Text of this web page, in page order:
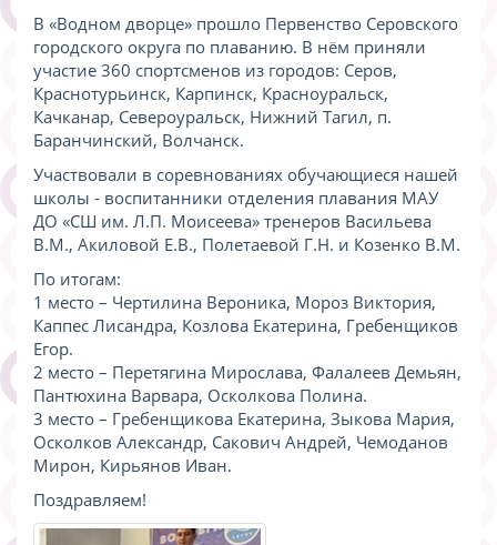
В «Водном дворце» прошло Первенство Серовского
городского округа по плаванию. В нём приняли
участие 360 спортсменов из городов: Серов,
Краснотурьинск, Карпинск, Красноуральск,
Качканар, Североуральск, Нижний Тагил, п.
Баранчинский, Волчанск.
Участвовали в соревнованиях обучающиеся нашей
школы - воспитанники отделения плавания МАУ
ДО «СШ им. Л.П. Моисеева» тренеров Васильева
В.М., Акиловой Е.В., Полетаевой Г.Н. и Козенко В.М.
По итогам:
1 место – Чертилина Вероника, Мороз Виктория,
Каппес Лисандра, Козлова Екатерина, Гребенщиков
Егор.
2 место – Перетягина Мирослава, Фалалеев Демьян,
Пантюхина Варвара, Осколкова Полина.
3 место – Гребенщикова Екатерина, Зыкова Мария,
Осколков Александр, Сакович Андрей, Чемоданов
Мирон, Кирьянов Иван.
Поздравляем!